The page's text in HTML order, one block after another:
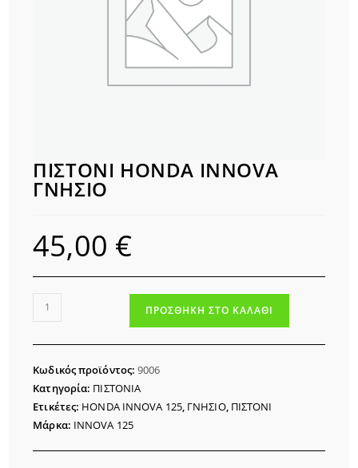
ΠΙΣΤΟΝΙ HONDA INNOVA
ΓΝΗΣΙΟ
45,00 €
ΠΙΣΤΟΝΙ
INNOVA
ΓΝΗΣΙΟ
ποσότητα
ΠΡΟΣΘΉΚΗ ΣΤΟ ΚΑΛΆΘΙ
Κωδικός προϊόντος:9006
Κατηγορία: ΠΙΣΤΟΝΙΑ
Ετικέτες: HONDA INNOVA 125, ΓΝΗΣΙΟ, ΠΙΣΤΟΝΙ
Μάρκα: INNOVA 125